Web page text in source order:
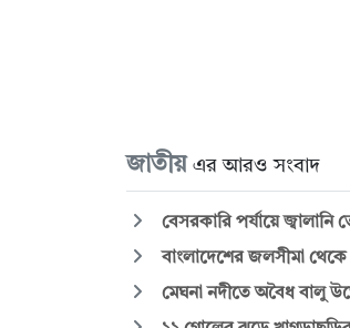
জাতীয় এর আরও সংবাদ
বেসরকারি পর্যায়ে জ্বালানি
বাংলাদেশের জলসীমা
মেঘনা নদীতে অবৈধ বালু